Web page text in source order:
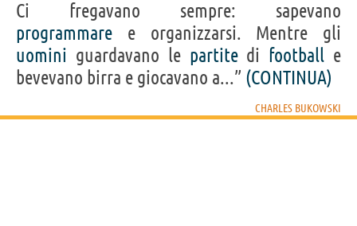
Ci fregavano sempre: sapevano
programmare e organizzarsi. Mentre gli
uomini guardavano le partitedi football e
bevevano birra e giocavano a...” (CONTINUA)
CHARLES BUKOWSKI